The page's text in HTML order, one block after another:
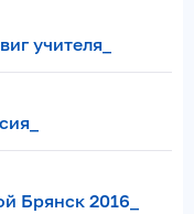
учителя_
Брянск 2016_